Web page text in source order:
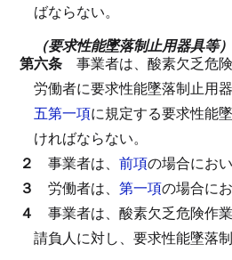
ばならない。
（要求性能墜落制止用器具等）
第六条 事業者は、酸素欠乏危
労働者に要求性能墜落制止用
五第一項に規定する要求性能
ければならない。
２ 事業者は、 前項の場合にお
３ 労働者は、 第一項の場合に
４ 事業者は、酸素欠乏危険作
請負人に対し、要求性能墜落